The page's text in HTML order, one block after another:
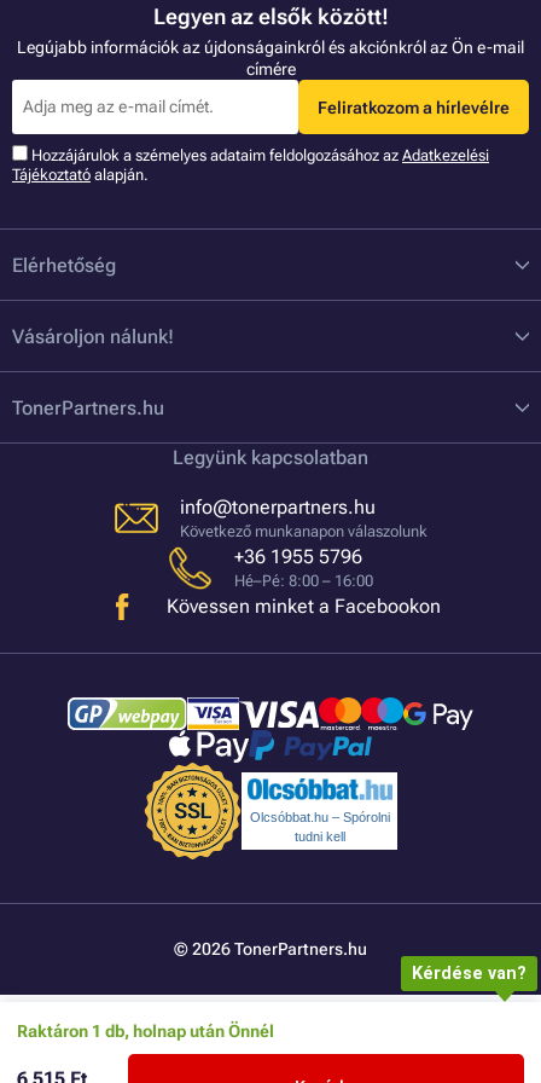
Raktáron 1 db, holnap után Önnél
Legyen az elsők között!
Legújabb információk az újdonságainkról és akciónkról az Ön e-mail
címére
Feliratkozom a hírlevélre
Hozzájárulok a szémelyes adataim feldolgozásához az Adatkezelési
Tájékoztató alapján.
Elérhetőség
Vásároljon nálunk!
TonerPartners.hu
Legyünk kapcsolatban
info@tonerpartners.hu
Következő munkanapon válaszolunk
+36 1955 5796
Hé–Pé: 8:00 – 16:00
Kövessen minket a Facebookon
Olcsóbbat.hu – Spórolni
tudni kell
© 2026 TonerPartners.hu
Kérdése van?